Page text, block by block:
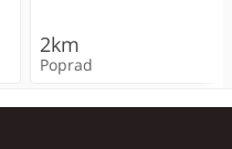
2km
Poprad